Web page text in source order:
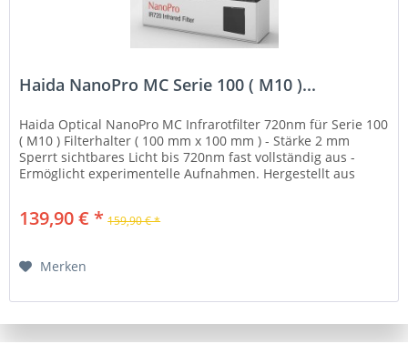
Haida NanoPro MC Serie 100 ( M10 )...
Haida Optical NanoPro MC Infrarotfilter 720nm für Serie 100
( M10 ) Filterhalter ( 100 mm x 100 mm ) - Stärke 2 mm
Sperrt sichtbares Licht bis 720nm fast vollständig aus -
Ermöglicht experimentelle Aufnahmen. Hergestellt aus
139,90 € * 159,90 € *
Merken